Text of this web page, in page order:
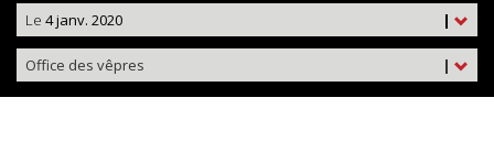
|
Le 4 janv. 2020
|
Office des vêpres